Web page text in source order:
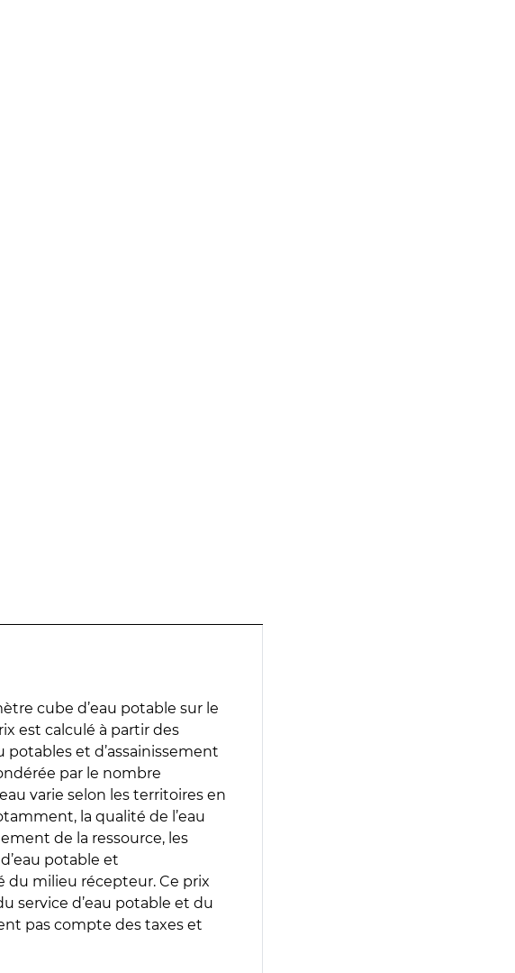
cube d’eau potable sur le
est calculé à partir des
potables et d’assainissement
par le nombre
varie selon les territoires en
la qualité de l’eau
de la ressource, les
potable et
du milieu récepteur. Ce prix
service d’eau potable et du
pas compte des taxes et